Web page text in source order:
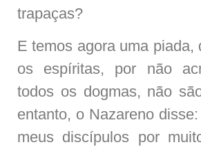
trapaças?
E temos agora uma piada,
os espíritas, por não
todos os dogmas, não
entanto, o Nazareno disse:
meus discípulos por